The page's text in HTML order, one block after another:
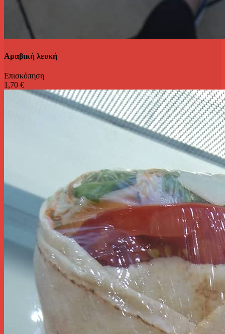
Αραβική λευκή
Επισκόπηση
1,70 €